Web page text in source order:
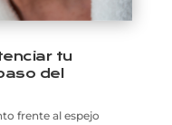
tu
del
frente al espejo